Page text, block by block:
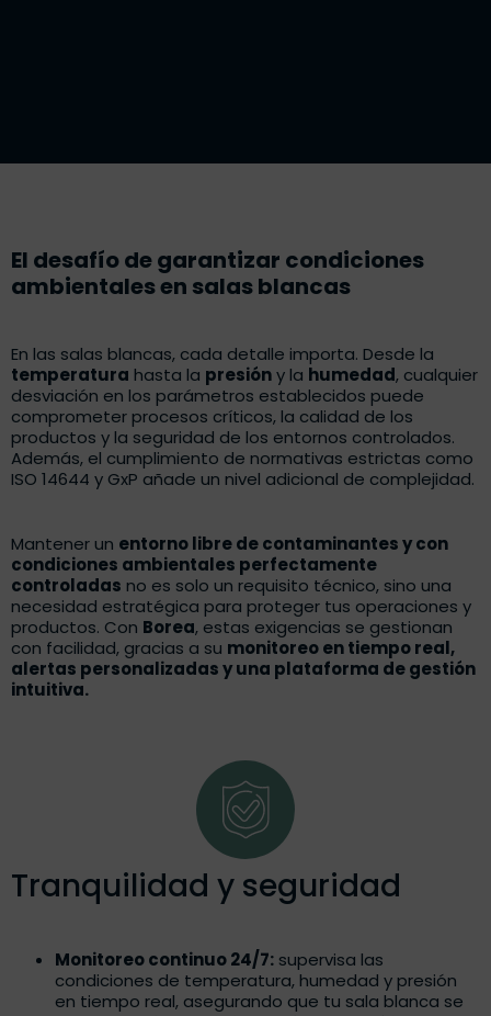
El desafío de garantizar condiciones
ambientales en salas blancas
En las salas blancas, cada detalle importa. Desde la
temperatura hasta la presióny la humedad, cualquier
desviación en los parámetros establecidos puede
comprometer procesos críticos, la calidad de los
productos y la seguridad de los entornos controlados.
Además, el cumplimiento de normativas estrictas como
ISO 14644 y GxP añade un nivel adicional de complejidad.
Mantener un entorno libre de contaminantes y con
condiciones ambientales perfectamente
controladas no es solo un requisito técnico, sino una
necesidad estratégica para proteger tus operaciones y
productos. Con Borea, estas exigencias se gestionan
con facilidad, gracias a su monitoreo en tiempo real,
alertas personalizadas y una plataforma de gestión
intuitiva.
Tranquilidad y seguridad
Monitoreo continuo 24/7: supervisa las
condiciones de temperatura, humedad y presión
en tiempo real, asegurando que tu sala blanca se